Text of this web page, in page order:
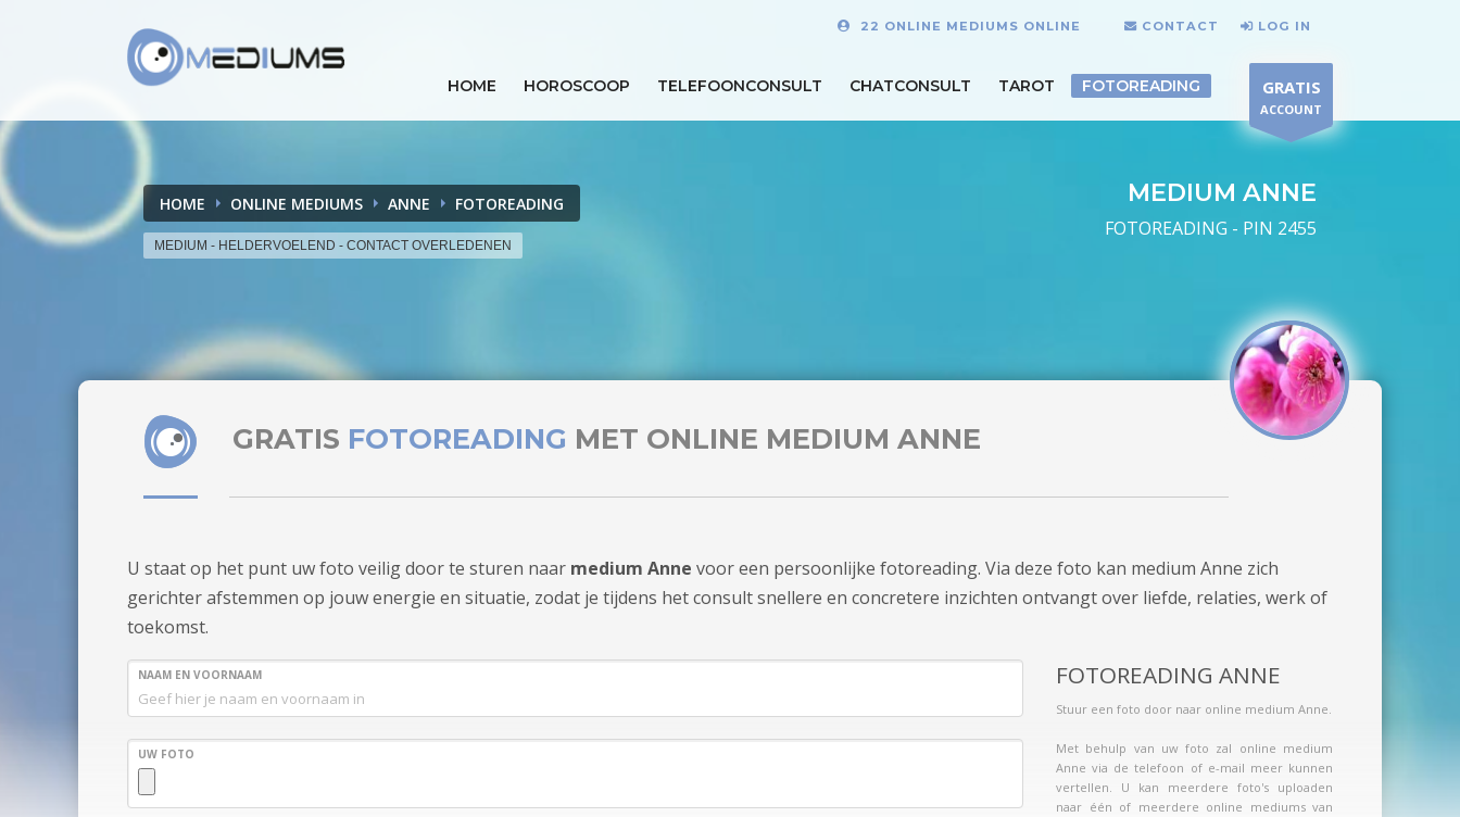
22 ONLINE MEDIUMS ONLINE CONTACT LOG IN
HOME HOROSCOOP TELEFOONCONSULT CHATCONSULT TAROT FOTOREADING GRATIS
ACCOUNT
HOME ONLINE MEDIUMS ANNE FOTOREADING
MEDIUM - HELDERVOELEND - CONTACT OVERLEDENEN
MEDIUM ANNE
FOTOREADING - PIN 2455
GRATIS FOTOREADING MET ONLINE MEDIUM ANNE
U staat op het punt uw foto veilig door te sturen naar medium Anne voor een persoonlijke fotoreading. Via deze foto kan medium Anne zich
gerichter afstemmen op jouw energie en situatie, zodat je tijdens het consult snellere en concretere inzichten ontvangt over liefde, relaties, werk of
toekomst.
NAAM EN VOORNAAM
UW FOTO
FOTOREADING ANNE
Stuur een foto door naar online medium Anne.
Met behulp van uw foto zal online medium
Anne via de telefoon of e-mail meer kunnen
vertellen. U kan meerdere foto's uploaden
naar één of meerdere online mediums van